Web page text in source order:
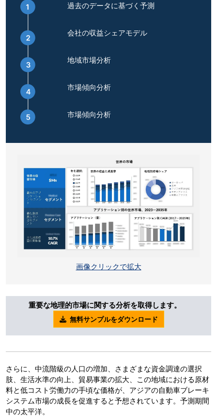
過去のデータに基づく予測
会社の収益シェアモデル
地域市場分析
市場傾向分析
市場傾向分析
画像クリックで拡大
重要な地理的市場に関する分析を取得します。
無料サンプルをダウンロード
さらに、中流階級の人口の増加、さまざまな資金調達の選択
肢、生活水準の向上、貿易事業の拡大、この地域における原材
料と低コスト労働力の手頃な価格が、アジアの自動車ブレーキ
システム市場の成長を促進すると予想されています。予測期間
中の太平洋。